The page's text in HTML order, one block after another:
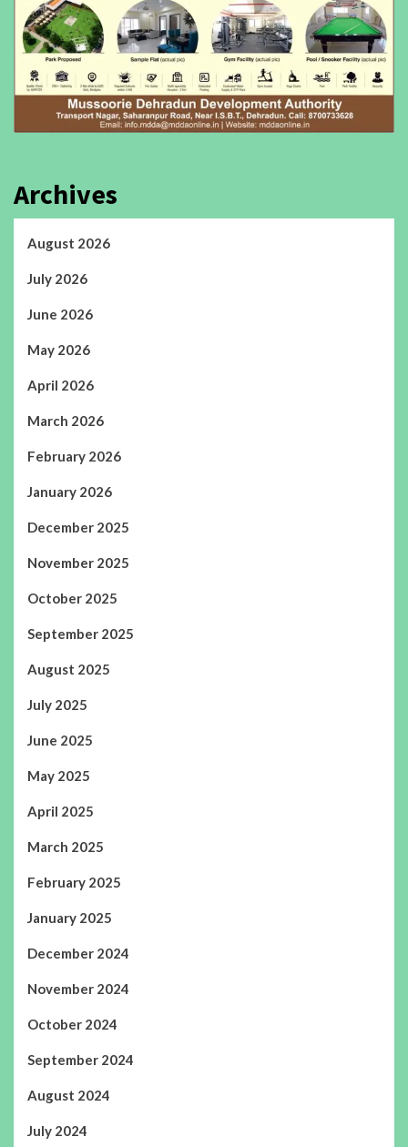
Archives
August 2026
July 2026
June 2026
May 2026
April 2026
March 2026
February 2026
January 2026
December 2025
November 2025
October 2025
September 2025
August 2025
July 2025
June 2025
May 2025
April 2025
March 2025
February 2025
January 2025
December 2024
November 2024
October 2024
September 2024
August 2024
July 2024